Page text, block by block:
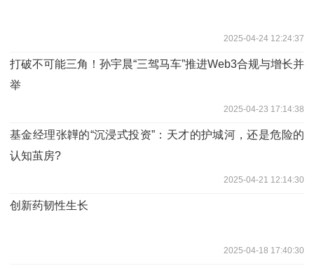
2025-04-24 12:24:37
打破不可能三角！孙宇晨“三驾马车”推进Web3合规与增长并
举
2025-04-23 17:14:38
基金经理张韡的“沉浸式投资”：天才的护城河，还是危险的
认知茧房?
2025-04-21 12:14:30
创新药韧性生长
2025-04-18 17:40:30